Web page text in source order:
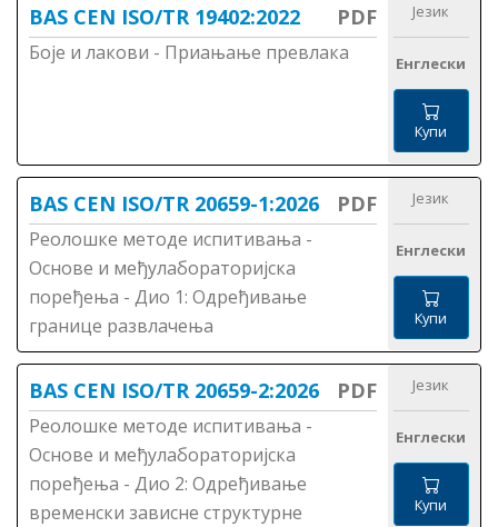
BAS CEN ISO/TR 19402:2022 PDF
Боје и лакови - Приањање превлака
Језик
Енглески
Купи
BAS CEN ISO/TR 20659-1:2026 PDF
Реолошке методе испитивања -
Основе и међулабораторијска
поређења - Дио 1: Одређивање
границе развлачења
Језик
Енглески
Купи
BAS CEN ISO/TR 20659-2:2026 PDF
Реолошке методе испитивања -
Основе и међулабораторијска
поређења - Дио 2: Одређивање
временски зависне структурне
Језик
Енглески
Купи